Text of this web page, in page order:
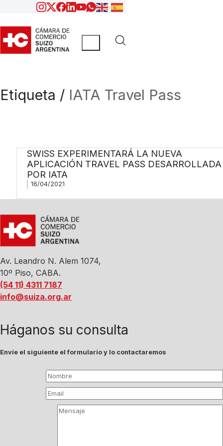
Etiqueta / IATA Travel Pass
SWISS EXPERIMENTARÁ LA NUEVA
APLICACIÓN TRAVEL PASS DESARROLLADA
POR IATA
16/04/2021
Av. Leandro N. Alem 1074,
10º Piso, CABA.
(54 11) 4311 7187
info@suiza.org.ar
Háganos su consulta
Envíe el siguiente el formulario y lo contactaremos